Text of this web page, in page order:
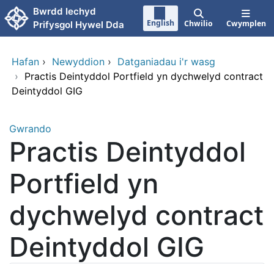
Neidio i'r prif gynnwy
Bwrdd Iechyd
Prifysgol Hywel Dda
English Chwilio Cwymplen
Hafan › Newyddion › Datganiadau i'r wasg
› Practis Deintyddol Portfield yn dychwelyd contract
Deintyddol GIG
Gwrando
Practis Deintyddol
Portfield yn
dychwelyd contract
Deintyddol GIG